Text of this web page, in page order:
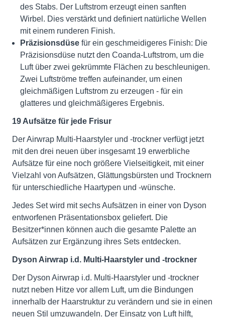
des Stabs. Der Luftstrom erzeugt einen sanften
Wirbel. Dies verstärkt und definiert natürliche Wellen
mit einem runderen Finish.
Präzisionsdüse für ein geschmeidigeres Finish: Die
Präzisionsdüse nutzt den Coanda-Luftstrom, um die
Luft über zwei gekrümmte Flächen zu beschleunigen.
Zwei Luftströme treffen aufeinander, um einen
gleichmäßigen Luftstrom zu erzeugen - für ein
glatteres und gleichmäßigeres Ergebnis.
19 Aufsätze für jede Frisur
Der Airwrap Multi-Haarstyler und -trockner verfügt jetzt
mit den drei neuen über insgesamt 19 erwerbliche
Aufsätze für eine noch größere Vielseitigkeit, mit einer
Vielzahl von Aufsätzen, Glättungsbürsten und Trocknern
für unterschiedliche Haartypen und -wünsche.
Jedes Set wird mit sechs Aufsätzen in einer von Dyson
entworfenen Präsentationsbox geliefert. Die
Besitzer*innen können auch die gesamte Palette an
Aufsätzen zur Ergänzung ihres Sets entdecken.
Dyson Airwrap i.d. Multi-Haarstyler und -trockner
Der Dyson Airwrap i.d. Multi-Haarstyler und -trockner
nutzt neben Hitze vor allem Luft, um die Bindungen
innerhalb der Haarstruktur zu verändern und sie in einen
neuen Stil umzuwandeln. Der Einsatz von Luft hilft,